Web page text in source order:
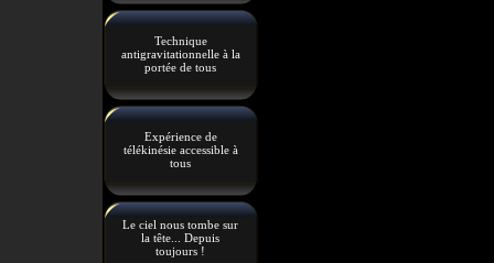
Technique
antigravitationnelle à la
portée de tous
Expérience de
télékinésie accessible à
tous
Le ciel nous tombe sur
la tête... Depuis
toujours !